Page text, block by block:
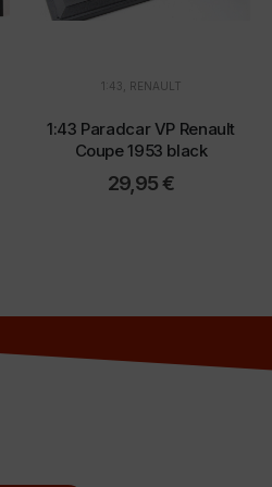
1:43 RENAULT
1:43 Paradcar VP Renault
Coupe 1953 black
29,95€